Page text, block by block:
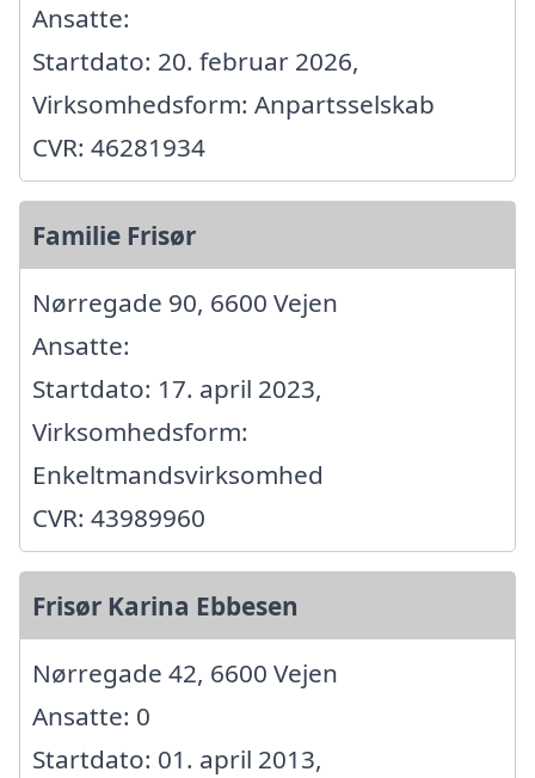
Ansatte:
Startdato: 20. februar 2026,
Virksomhedsform: Anpartsselskab
CVR: 46281934
Familie Frisør
Nørregade 90, 6600 Vejen
Ansatte:
Startdato: 17. april 2023,
Virksomhedsform:
Enkeltmandsvirksomhed
CVR: 43989960
Frisør Karina Ebbesen
Nørregade 42, 6600 Vejen
Ansatte: 0
Startdato: 01. april 2013,